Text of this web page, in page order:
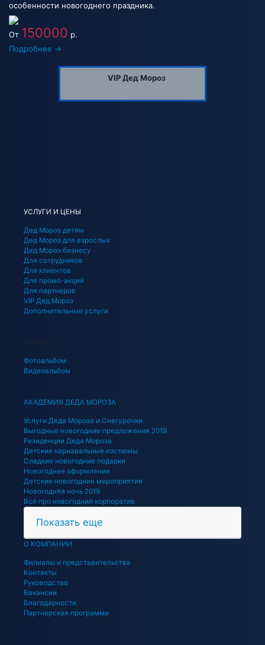
особенности новогоднего праздника.
От 150000 р.
Подробнее →
VIP Дед Мороз
УСЛУГИ И ЦЕНЫ
Дед Мороз детям
Дед Мороз для взрослых
Дед Мороз бизнесу
Для сотрудников
Для клиентов
Для промо-акций
Для партнеров
VIP Дед Мороз
Дополнительные услуги
Фотоальбом
Видеоальбом
АКАДЕМИЯ ДЕДА МОРОЗА
Услуги Деда Мороза и Снегурочки
Выгодные новогодние предложения 2019
Резиденции Деда Мороза
Детские карнавальные костюмы
Сладкие новогодние подарки
Новогоднее оформление
Детские новогодние мероприятия
Новогодняя ночь 2019
Всё про новогодний корпоратив
Показать еще
О КОМПАНИИ
Филиалы и представительства
Контакты
Руководство
Вакансии
Благодарности
Партнерская программа